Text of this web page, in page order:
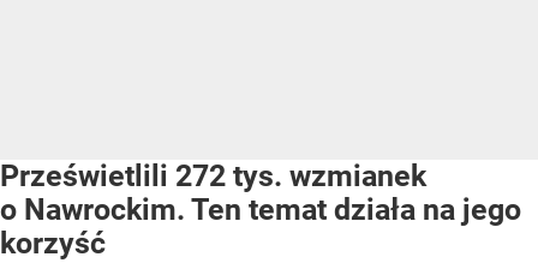
Prześwietlili 272 tys. wzmianek
o Nawrockim. Ten temat działa na jego
korzyść